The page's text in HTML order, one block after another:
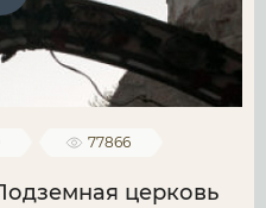
77866
церковь